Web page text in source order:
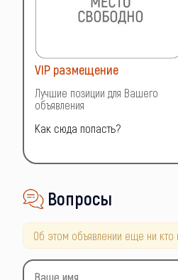
VIP размещение
Лучшие позиции для Вашего
объявления
Как сюда попасть?
Вопросы
Об этом объявлении еще ни